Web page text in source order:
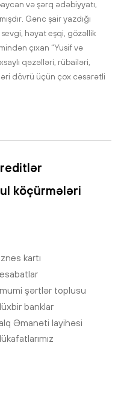
və şərq ədəbiyyatı,
Gənc şair yazdığı
həyat eşqi, gözəllik
çıxan “Yusif və
qəzəlləri, rübailəri,
dövrü üçün çox cəsarətli
köçürmələri
kartı
şərtlər toplusu
banklar
Əmanəti layihəsi